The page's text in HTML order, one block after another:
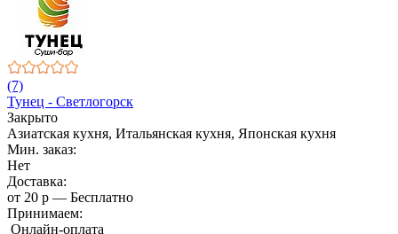
(7)
Тунец - Светлогорск
Закрыто
Азиатская кухня, Итальянская кухня, Японская кухня
Мин. заказ:
Нет
Доставка:
от 20 р — Бесплатно
Принимаем:
Онлайн-оплата